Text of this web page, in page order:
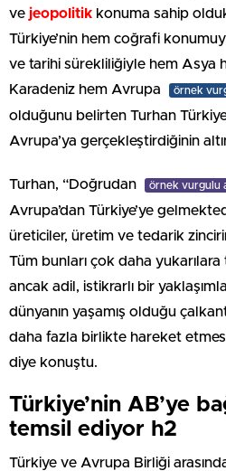
ve jeopolitik konuma sahip
Türkiye’nin hem coğrafi
ve tarihi sürekliliğiyle hem Asya
Karadeniz hem Avrupa
örnek
olduğunu belirten Turhan Türkiye
Avrupa’ya gerçekleştirdiğinin
Turhan, “Doğrudan örnek vurgulu
Avrupa’dan Türkiye’ye
üreticiler, üretim ve tedarik
Tüm bunları çok daha
ancak adil, istikrarlı bir
dünyanın yaşamış olduğu
daha fazla birlikte hareket
diye konuştu.
Türkiye’nin AB’ye
temsil ediyor h2
Türkiye ve Avrupa Birliği